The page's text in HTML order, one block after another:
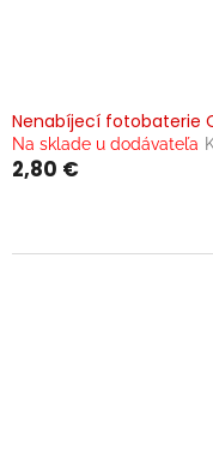
Nenabíjecí fotobaterie
Na sklade u dodávateľa
2,80 €